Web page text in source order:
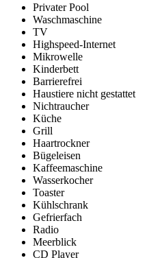
Privater Pool
Waschmaschine
TV
Highspeed-Internet
Mikrowelle
Kinderbett
Barrierefrei
Haustiere nicht gestattet
Nichtraucher
Küche
Grill
Haartrockner
Bügeleisen
Kaffeemaschine
Wasserkocher
Toaster
Kühlschrank
Gefrierfach
Radio
Meerblick
CD Player